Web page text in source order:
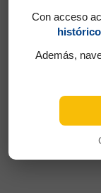
Con acceso
Además,